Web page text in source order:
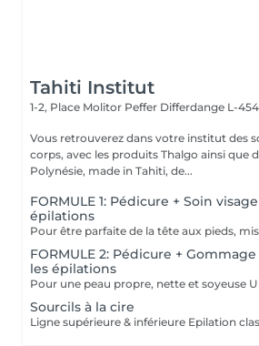
Tahiti Institut
1-2, Place Molitor Peffer Differdange L-
Vous retrouverez dans votre institut des
corps, avec les produits Thalgo ainsi que
Polynésie, made in Tahiti, de...
FORMULE 1: Pédicure + Soin
épilations
FORMULE 2: Pédicure + Gommage
les épilations
Sourcils à la cire